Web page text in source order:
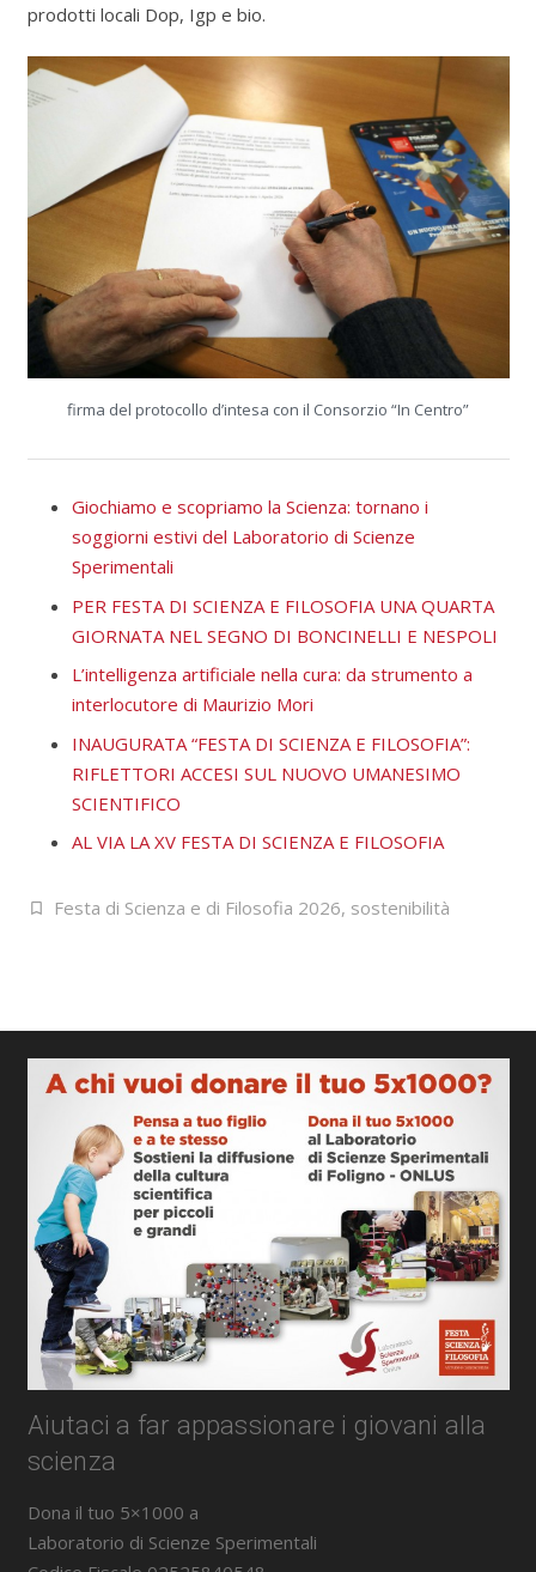
prodotti locali Dop, Igp e bio.
firma del protocollo d’intesa con il Consorzio “In Centro”
Giochiamo e scopriamo la Scienza: tornano i
soggiorni estivi del Laboratorio di Scienze
Sperimentali
PER FESTA DI SCIENZA E FILOSOFIA UNA QUARTA
GIORNATA NEL SEGNO DI BONCINELLI E NESPOLI
L’intelligenza artificiale nella cura: da strumento a
interlocutore di Maurizio Mori
INAUGURATA “FESTA DI SCIENZA E FILOSOFIA”:
RIFLETTORI ACCESI SUL NUOVO UMANESIMO
SCIENTIFICO
AL VIA LA XV FESTA DI SCIENZA E FILOSOFIA
Festa di Scienza e di Filosofia 2026, sostenibilità
Aiutaci a far appassionare i giovani alla
scienza
Dona il tuo 5×1000 a
Laboratorio di Scienze Sperimentali